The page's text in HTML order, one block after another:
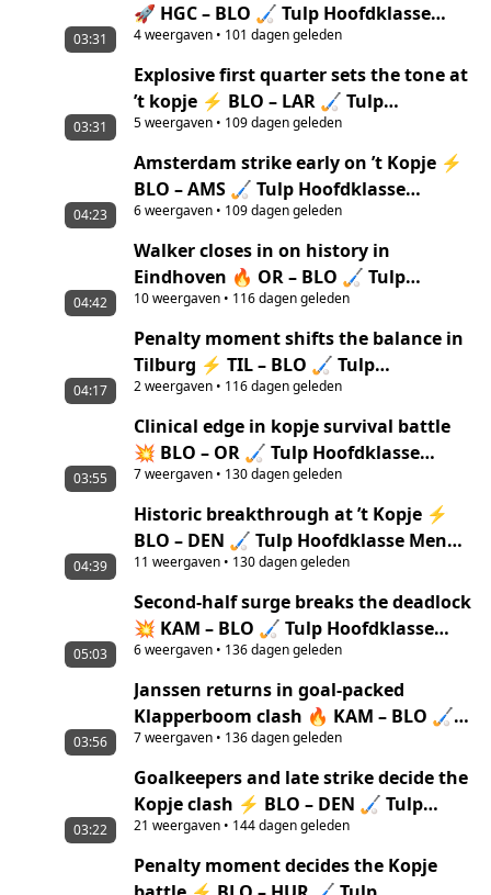
🚀 HGC – BLO 🏑 Tulp Hoofdklasse
Women ‘25/’26 Highlights
4weergaven• 101 dagen geleden
03:31
Explosive first quarter sets the tone at
’t kopje ⚡ BLO – LAR 🏑 Tulp
Hoofdklasse Men ‘25/’26 highlights
5weergaven• 109 dagen geleden
03:31
Amsterdam strike early on ’t Kopje ⚡
BLO – AMS 🏑 Tulp Hoofdklasse
Women ‘25/’26 highlights
6weergaven• 109 dagen geleden
04:23
Walker closes in on history in
Eindhoven 🔥 OR – BLO 🏑 Tulp
Hoofdklasse Men ‘25/’26 highlights
10weergaven• 116 dagen geleden
04:42
Penalty moment shifts the balance in
Tilburg ⚡ TIL – BLO 🏑 Tulp
Hoofdklasse Women ‘25/’26 highlights
2weergaven• 116 dagen geleden
04:17
Clinical edge in kopje survival battle
💥 BLO – OR 🏑 Tulp Hoofdklasse
Women ‘25/’26 highlights
7weergaven• 130 dagen geleden
03:55
Historic breakthrough at ’t Kopje ⚡
BLO – DEN 🏑 Tulp Hoofdklasse Men
‘25/’26 highlights
11 weergaven• 130 dagen geleden
04:39
Second-half surge breaks the deadlock
💥 KAM – BLO 🏑 Tulp Hoofdklasse
Women ‘25/’26 highlights
6weergaven• 136 dagen geleden
05:03
Janssen returns in goal-packed
Klapperboom clash 🔥 KAM – BLO 🏑
Tulp Hoofdklasse Men ‘25/’26
highlights
7weergaven• 136 dagen geleden
03:56
Goalkeepers and late strike decide the
Kopje clash ⚡ BLO – DEN 🏑 Tulp
Hoofdklasse Women ‘25/’26 highlights
21 weergaven• 144 dagen geleden
03:22
Penalty moment decides the Kopje